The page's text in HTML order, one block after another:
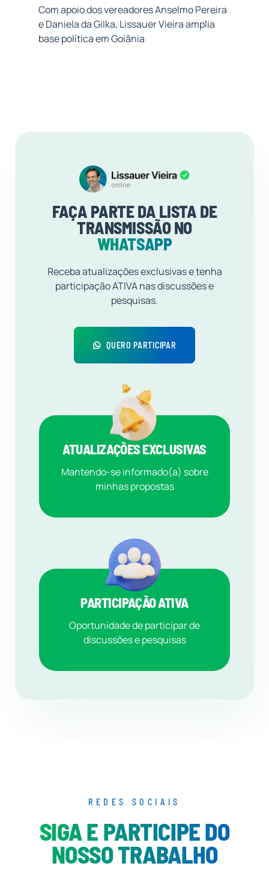
Com apoio dos vereadores Anselmo Pereira
e Daniela da Gilka, Lissauer Vieira amplia
base política em Goiânia
FAÇA PARTE DA LISTA DE
TRANSMISSÃO NO
WHATSAPP
Receba atualizações exclusivas e tenha
participação ATIVA nas discussões e
pesquisas.
QUERO PARTICIPAR
ATUALIZAÇÕES EXCLUSIVAS
Mantendo-se informado(a) sobre
minhas propostas
PARTICIPAÇÃO ATIVA
Oportunidade de participar de
discussões e pesquisas
REDES SOCIAIS
SIGA E PARTICIPE DO
NOSSO TRABALHO